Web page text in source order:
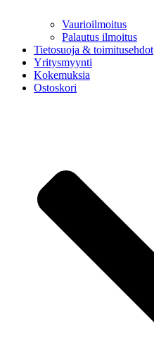
Vaurioilmoitus
Palautus ilmoitus
Tietosuoja & toimitusehdot
Yritysmyynti
Kokemuksia
Ostoskori